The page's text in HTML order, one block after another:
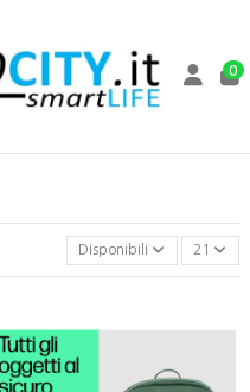
0
Disponibili 21